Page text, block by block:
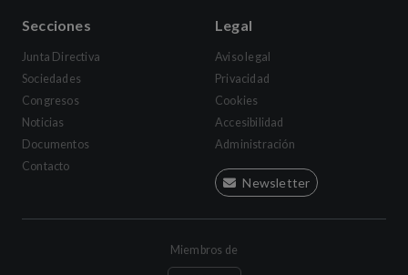
Secciones
Junta Directiva
Sociedades
Congresos
Noticias
Documentos
Contacto
Legal
Aviso legal
Privacidad
Cookies
Accesibilidad
Administración
Newsletter
Miembros de